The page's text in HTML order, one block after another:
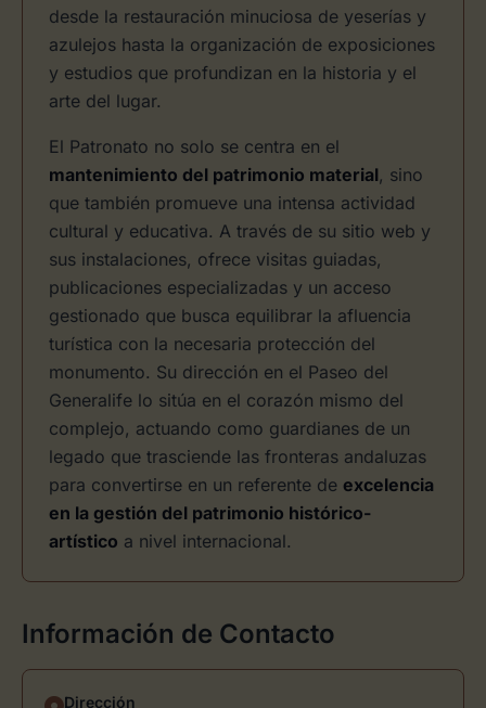
desde la restauración minuciosa de yeserías y
azulejos hasta la organización de exposiciones
y estudios que profundizan en la historia y el
arte del lugar.
El Patronato no solo se centra en el
mantenimiento del patrimonio material, sino
que también promueve una intensa actividad
cultural y educativa. A través de su sitio web y
sus instalaciones, ofrece visitas guiadas,
publicaciones especializadas y un acceso
gestionado que busca equilibrar la afluencia
turística con la necesaria protección del
monumento. Su dirección en el Paseo del
Generalife lo sitúa en el corazón mismo del
complejo, actuando como guardianes de un
legado que trasciende las fronteras andaluzas
para convertirse en un referente de excelencia
en la gestión del patrimonio histórico-
artístico a nivel internacional.
Información de Contacto
Dirección